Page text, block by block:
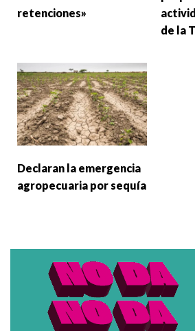
retenciones»
de la
Declaran la emergencia
agropecuaria por sequía